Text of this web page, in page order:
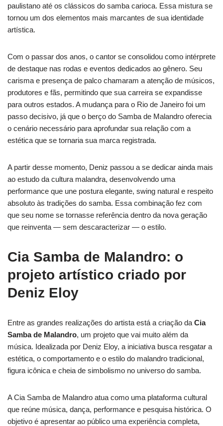
paulistano até os clássicos do samba carioca. Essa mistura se
tornou um dos elementos mais marcantes de sua identidade
artística.
Com o passar dos anos, o cantor se consolidou como intérprete
de destaque nas rodas e eventos dedicados ao gênero. Seu
carisma e presença de palco chamaram a atenção de músicos,
produtores e fãs, permitindo que sua carreira se expandisse
para outros estados. A mudança para o Rio de Janeiro foi um
passo decisivo, já que o berço do Samba de Malandro oferecia
o cenário necessário para aprofundar sua relação com a
estética que se tornaria sua marca registrada.
A partir desse momento, Deniz passou a se dedicar ainda mais
ao estudo da cultura malandra, desenvolvendo uma
performance que une postura elegante, swing natural e respeito
absoluto às tradições do samba. Essa combinação fez com
que seu nome se tornasse referência dentro da nova geração
que reinventa — sem descaracterizar — o estilo.
Cia Samba de Malandro: o
projeto artístico criado por
Deniz Eloy
Entre as grandes realizações do artista está a criação da Cia
Samba de Malandro, um projeto que vai muito além da
música. Idealizada por Deniz Eloy, a iniciativa busca resgatar a
estética, o comportamento e o estilo do malandro tradicional,
figura icônica e cheia de simbolismo no universo do samba.
A Cia Samba de Malandro atua como uma plataforma cultural
que reúne música, dança, performance e pesquisa histórica. O
objetivo é apresentar ao público uma experiência completa,